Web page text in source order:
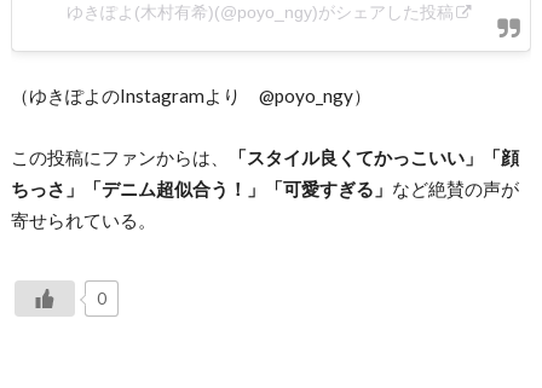
ゆきぽよ(木村有希)(@poyo_ngy)がシェアした投稿
（ゆきぽよのInstagramより @poyo_ngy）
この投稿にファンからは、
「スタイル良くてかっこいい」「顔
ちっさ」「デニム超似合う！」「可愛すぎる」 など絶賛の声が
寄せられている。
0